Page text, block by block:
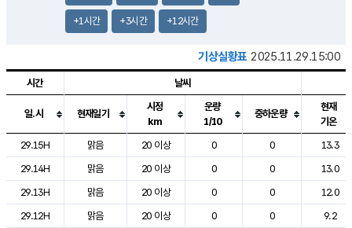
+1시간 +3시간 +12시간
기상실황표 2025.11.29.15:00
도시별 기상실황표로 지점, 날씨, 기온, 강수, 바람, 기압등을 안내한 표입
시간 날씨
일.시 현재일기
시정
km
운량
1/10
중하운량
현재
기온
29.15H
맑음 20 이상 0 0
13.3
29.14H
맑음 20 이상 0 0
13.0
29.13H
맑음 20 이상 0 0
12.0
29.12H
맑음 20 이상 0 0
9.2